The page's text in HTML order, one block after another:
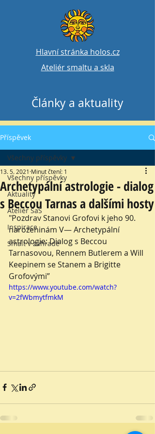
Hlavní stránka holos.cz
Ateliér smaltu a skla
Články a aktuality
Příspěvek
Všechny příspěvky
Aktuality
Ateliér SaS
Inspirace
Smalt v zahradě
Všechny příspěvky
Archetypální astrologie - dialog
s Beccou Tarnas a dalšími hosty
13. 5. 2021 Minut čtení: 1
"Pozdrav Stanovi Grofovi k jeho 90.
narozeninám V— Archetypální
astrologie: Dialog s Beccou
Tarnasovou, Rennem Butlerem a Will
Keepinem se Stanem a Brigitte
Grofovými”
https://www.youtube.com/watch?
v=2fWbmytfmkM